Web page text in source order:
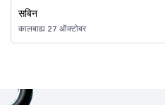
सबिन
कालबाह्य 27 ऑक्टोबर